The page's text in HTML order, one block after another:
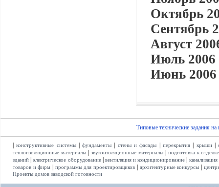
Октябрь
Сентябрь
Август
Июль 2006
Июнь 2006
Типовые технические задания на
|конструктивные системы|фундаменты стены и фасады перекрытия| крыши|
теплоизоляционные материалы| звукоизоляционные материалы|
подготовка к отделке
зданий |электрическое оборудование| вентиляция и кондиционирование канализация
товаров и фирм программы для проектировщиков архитектурные конкурсы
Проекты домов заводской готовности